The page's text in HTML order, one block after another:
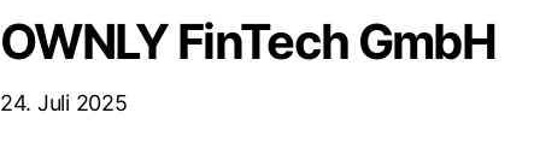
OWNLY FinTech GmbH
24. Juli 2025